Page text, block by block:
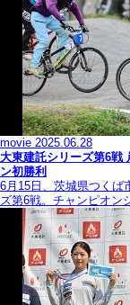
movie 2025.06.28
大東建託シリーズ第6戦
ン初勝利
6月15日、茨城県つくば
ズ第6戦。チャンピオ